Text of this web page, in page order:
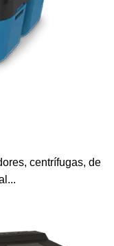
centrífugas, de